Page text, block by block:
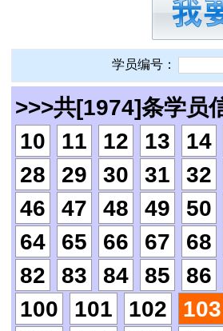
学员编号：
>>>共[1974]条学员
10
11 12 13 14
28
29 30 31 32
46
47 48 49 50
64
65 66 67 68
82
83 84 85 86
100
101 102 103